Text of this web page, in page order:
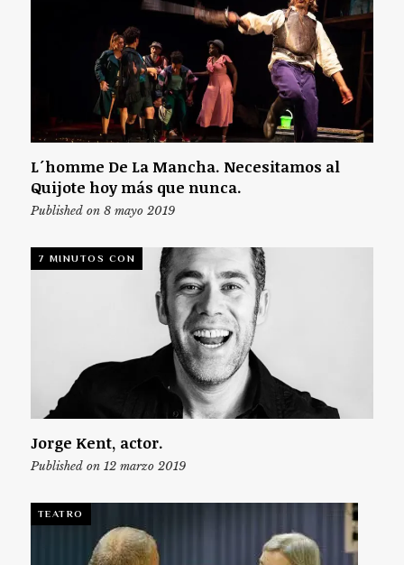
L´homme De La Mancha. Necesitamos al
Quijote hoy más que nunca.
Published on 8 mayo 2019
7 MINUTOS CON
Jorge Kent, actor.
Published on 12 marzo 2019
TEATRO